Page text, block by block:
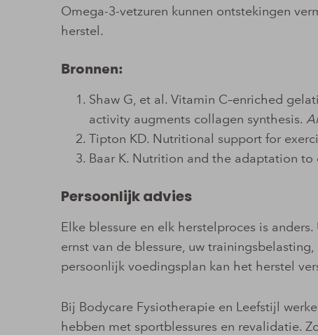
Omega-3-vetzuren kunnen ontstekingen
herstel.
Bronnen:
Shaw G, et al. Vitamin C–enriched
activity augments collagen synthesis.
Tipton KD. Nutritional support for
Baar K. Nutrition and the adaptation to
Persoonlijk advies
Elke blessure en elk herstelproces is
ernst van de blessure, uw
persoonlijk voedingsplan kan het herstel
Bij Bodycare Fysiotherapie en Leefstijl
hebben met sportblessures en revalidatie.